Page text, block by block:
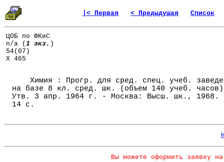
|< Первая < Предыдущая Список
ЦОБ по ФКиС
n/a ( 1 экз. )
54(07)
Х 465
Химия : Прогр. для сред. спец. учеб.
на базе 8 кл. сред. шк. (объем 140 учеб.
Утв. 3 апр. 1964 г. - Москва: Высш. шк., 1968.
14 с.
Вы можете оформить заявку